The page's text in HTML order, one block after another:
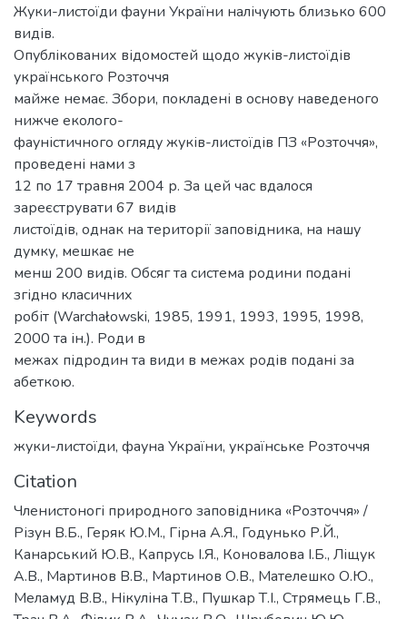
Жуки-листоїди фауни України налічують близько 600
видів.
Опублікованих відомостей щодо жуків-листоїдів
українського Розточчя
майже немає. Збори, покладені в основу наведеного
нижче еколого-
фауністичного огляду жуків-листоїдів ПЗ «Розточчя»,
проведені нами з
12 по 17 травня 2004 р. За цей час вдалося
зареєструвати 67 видів
листоїдів, однак на території заповідника, на нашу
думку, мешкає не
менш 200 видів. Обсяг та система родини подані
згідно класичних
робіт (Warchałowski, 1985, 1991, 1993, 1995, 1998,
2000 та ін.). Роди в
межах підродин та види в межах родів подані за
абеткою.
Keywords
жуки-листоїди, фауна України, українське Розточчя
Citation
Членистоногі природного заповідника «Розточчя» /
Різун В.Б., Геряк Ю.М., Гірна А.Я., Годунько Р.Й.,
Канарський Ю.В., Капрусь І.Я., Коновалова І.Б., Ліщук
А.В., Мартинов В.В., Мартинов О.В., Мателешко О.Ю.,
Меламуд В.В., Нікуліна Т.В., Пушкар Т.І., Стрямець Г.В.,